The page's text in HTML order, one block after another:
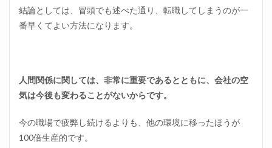
1.2
職場
ろと
わり
1.3
人を
結論としては、冒頭でも述べた通り、転職してしまうのが一
番早くてよい方法になります。
人間関係に関しては、非常に重要であるとともに、会社の空
気は今後も変わることがないからです。
今の職場で疲弊し続けるよりも、他の環境に移ったほうが
100倍生産的です。